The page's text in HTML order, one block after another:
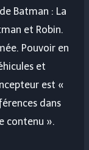
Batman : La
et Robin.
Pouvoir en
et
est «
dans
contenu ».